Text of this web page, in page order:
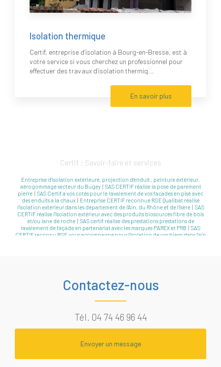
Isolation thermique
Certif, entreprise d’isolation à Bourg-en-Bresse, est à
votre service si vous cherchez un professionnel pour
effectuer des travaux d’isolation thermiq...
En savoir plus
Certif : Savoir-faire et services
Entreprise d’isolation extérieure, projection d’enduit , peinture extérieur,
aérogommage secteur du Bugey| SAS CERTIF réalise la pose de parement
pierre | SAS Certif a vos cotés pour le ravalement de vos facades en pisé avec
des enduits a la chaux| Entreprise CERTIF reconnue RGE Qualibat réalisé
l’isolation extérieur dans les département de l’Ain, du Rhône et de l’Isère | SAS
CERTIF réalise l'isolation extérieur avec des produits biosourcés fibre de bois
et/ou lane de roche| SAS certif réalise des prestations prestations de
ravalement de façade en partenariat avec les marques PAREX et PRB | SAS
CERTIF reconnu RGE vous accompagne pour l'isolation de vos biens dans l'ain
Contactez-nous
Tél. 04 74 46 96 44
Envoyer un message